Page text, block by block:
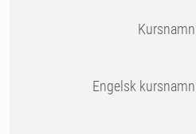
Kursnamn
Engelsk kursnamn